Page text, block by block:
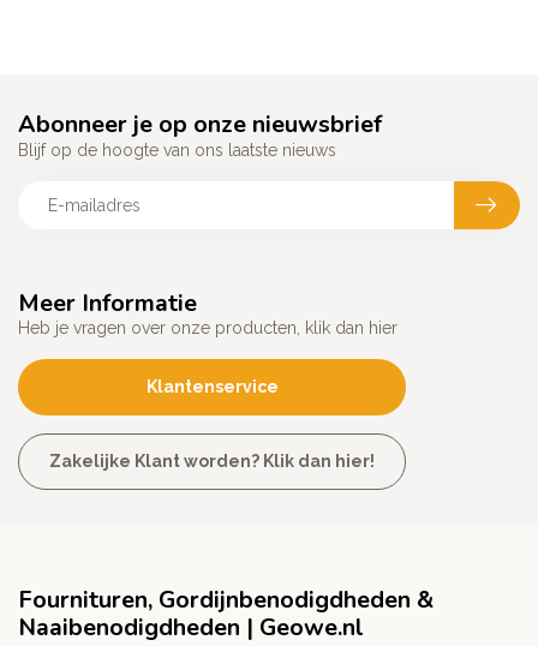
Meer Informatie
Heb je vragen over onze producten, klik dan hier
Klantenservice
Zakelijke Klant worden? Klik dan hier!
Abonneer je op onze nieuwsbrief
Blijf op de hoogte van ons laatste nieuws
Fournituren, Gordijnbenodigdheden &
Naaibenodigdheden | Geowe.nl